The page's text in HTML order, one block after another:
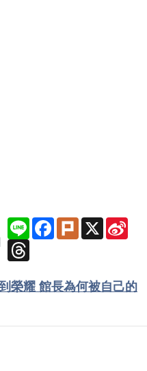
Line Facebook
PlurkX
Threads
榮耀 館長為何被自己的